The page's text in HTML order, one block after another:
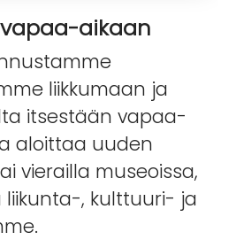
aikaan
liikkumaan ja
itsestään vapaa-
aloittaa uuden
vierailla museoissa,
, kulttuuri- ja